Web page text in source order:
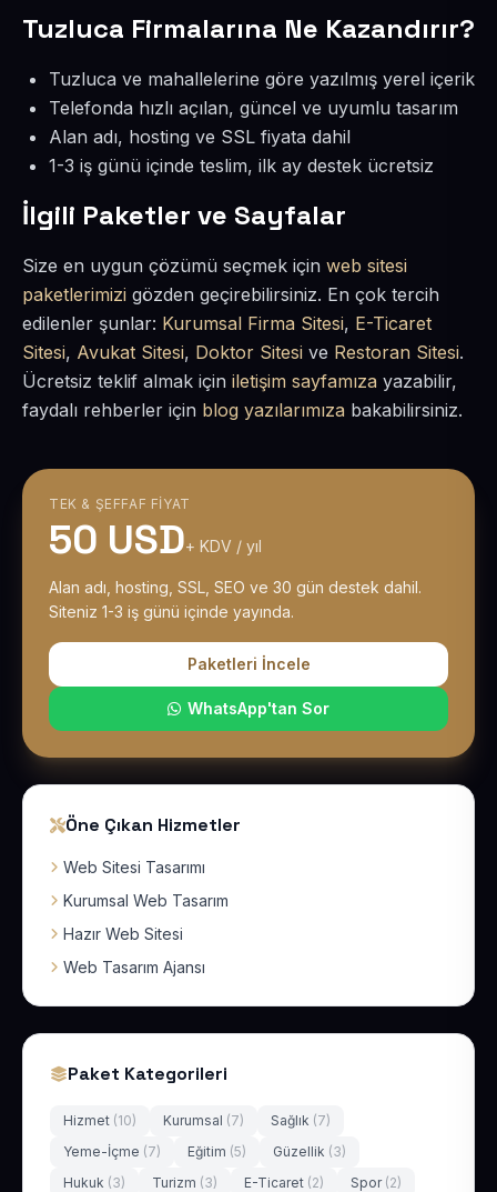
Tuzluca Firmalarına Ne Kazandırır?
Tuzluca ve mahallelerine göre yazılmış yerel içerik
Telefonda hızlı açılan, güncel ve uyumlu tasarım
Alan adı, hosting ve SSL fiyata dahil
1-3 iş günü içinde teslim, ilk ay destek ücretsiz
İlgili Paketler ve Sayfalar
Size en uygun çözümü seçmek için web sitesi
paketlerimizi gözden geçirebilirsiniz. En çok tercih
edilenler şunlar: Kurumsal Firma Sitesi, E-Ticaret
Sitesi, Avukat Sitesi, Doktor Sitesi ve Restoran Sitesi.
Ücretsiz teklif almak için iletişim sayfamıza yazabilir,
faydalı rehberler için blog yazılarımıza bakabilirsiniz.
TEK & ŞEFFAF FIYAT
50 USD+ KDV / yıl
Alan adı, hosting, SSL, SEO ve 30 gün destek dahil.
Siteniz 1-3 iş günü içinde yayında.
Paketleri İncele
WhatsApp'tan Sor
Öne Çıkan Hizmetler
Web Sitesi Tasarımı
Kurumsal Web Tasarım
Hazır Web Sitesi
Web Tasarım Ajansı
Paket Kategorileri
Hizmet (10) Kurumsal (7) Sağlık (7)
Yeme-İçme (7) Eğitim (5) Güzellik (3)
Hukuk (3) Turizm (3) E-Ticaret (2) Spor (2)